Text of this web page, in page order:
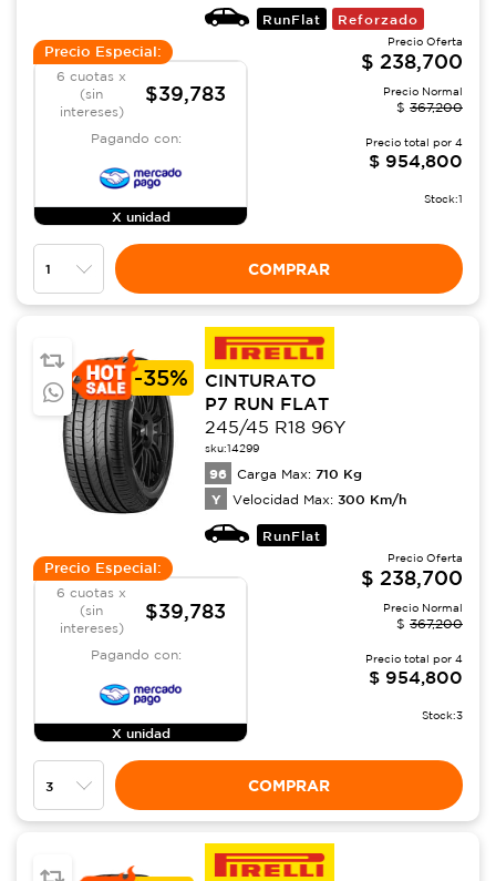
RunFlat Reforzado
Precio Especial:
6 cuotas x
(sin
intereses)
$39,783
Pagando con:
X unidad
Precio Oferta
$ 238,700
Precio Normal
$ 367,200
Precio total por 4
$ 954,800
Stock:1
COMPRAR
-35%
CINTURATO
P7 RUN FLAT
245/45 R18 96Y
sku:14299
96 Carga Max: 710 Kg
Y Velocidad Max: 300 Km/h
RunFlat
Precio Especial:
6 cuotas x
(sin
intereses)
$39,783
Pagando con:
X unidad
Precio Oferta
$ 238,700
Precio Normal
$ 367,200
Precio total por 4
$ 954,800
Stock:3
COMPRAR